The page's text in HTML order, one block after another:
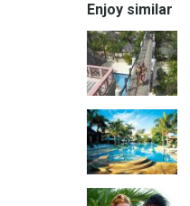
Enjoy similar